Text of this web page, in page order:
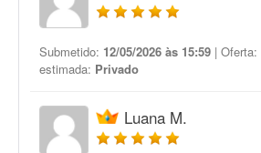
Submetido: 12/05/2026 às 15:59 | Oferta:
estimada: Privado
Luana M.